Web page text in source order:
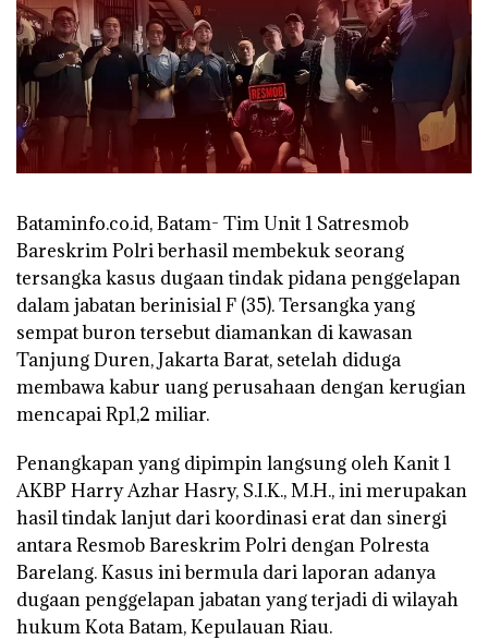
Bataminfo.co.id, Batam- Tim Unit 1 Satresmob
Bareskrim Polri berhasil membekuk seorang
tersangka kasus dugaan tindak pidana penggelapan
dalam jabatan berinisial F (35). Tersangka yang
sempat buron tersebut diamankan di kawasan
Tanjung Duren, Jakarta Barat, setelah diduga
membawa kabur uang perusahaan dengan kerugian
mencapai Rp1,2 miliar.
Penangkapan yang dipimpin langsung oleh Kanit 1
AKBP Harry Azhar Hasry, S.I.K., M.H., ini merupakan
hasil tindak lanjut dari koordinasi erat dan sinergi
antara Resmob Bareskrim Polri dengan Polresta
Barelang. Kasus ini bermula dari laporan adanya
dugaan penggelapan jabatan yang terjadi di wilayah
hukum Kota Batam, Kepulauan Riau.